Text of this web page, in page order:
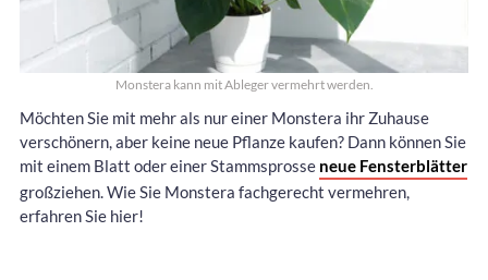
Monstera kann mit Ableger vermehrt werden.
Möchten Sie mit mehr als nur einer Monstera ihr Zuhause
verschönern, aber keine neue Pflanze kaufen? Dann können Sie
mit einem Blatt oder einer Stammsprosse neue Fensterblätter
großziehen. Wie Sie Monstera fachgerecht vermehren,
erfahren Sie hier!